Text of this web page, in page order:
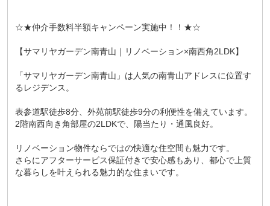
☆★仲介手数料半額キャンペーン実施中！！★☆
【サマリヤガーデン南青山｜リノベーション×南西角2LDK】
「サマリヤガーデン南青山」は人気の南青山アドレスに位置す
るレジデンス。
表参道駅徒歩8分、外苑前駅徒歩9分の利便性を備えています。
2階南西向き角部屋の2LDKで、陽当たり・通風良好。
リノベーション物件ならではの快適な住空間も魅力です。
さらにアフターサービス保証付きで安心感もあり、都心で上質
な暮らしを叶えられる魅力的な住まいです。